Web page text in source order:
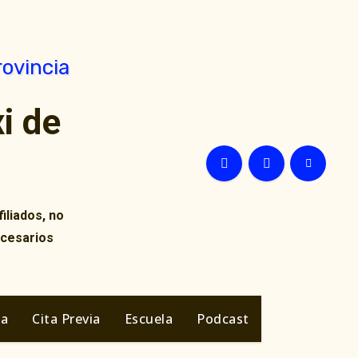
de
no
Cita Previa Escuela Podcast